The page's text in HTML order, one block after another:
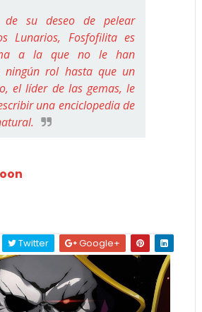
de su deseo de pelear
Lunarios, Fosfofilita es
a la que no le han
ningún rol hasta que un
el líder de las gemas, le
una enciclopedia de
Twitter Google+